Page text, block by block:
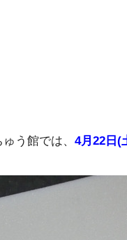
う館では、 4月22日(